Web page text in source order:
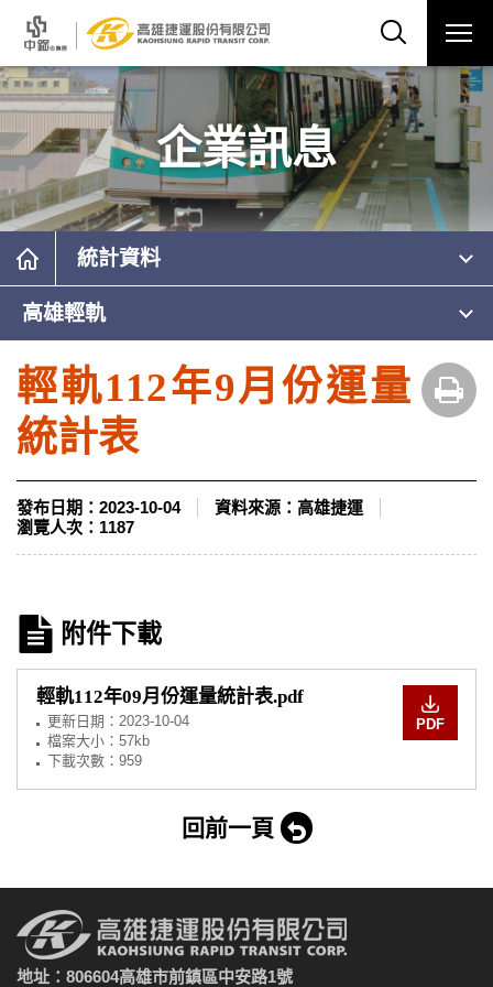
企業訊息
統計資料
高雄輕軌
輕軌112年9月份運量
統計表
發布日期： 2023-10-04 資料來源： 高雄捷運
瀏覽人次： 1187
附件下載
輕軌112年09月份運量統計表.pdf
更新日期： 2023-10-04
檔案大小：57kb
下載次數：959
PDF
回前一頁
地址：806604高雄市前鎮區中安路1號